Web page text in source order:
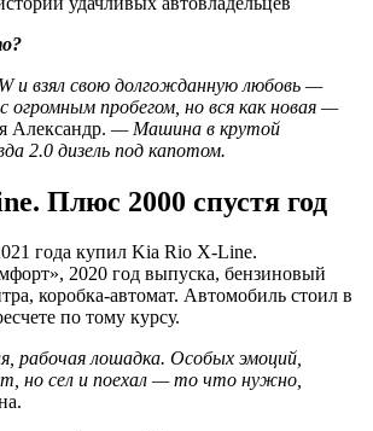
и взял свою долгожданную любовь —
огромным пробегом, но вся как новая —
Александр. — Машина в крутой
2.0 дизель под капотом.
Плюс 2000 спустя год
года купил Kia Rio X-Line.
2020 год выпуска, бензиновый
коробка-автомат. Автомобиль стоил в
по тому курсу.
рабочая лошадка. Особых эмоций,
но сел и поехал — то что нужно,